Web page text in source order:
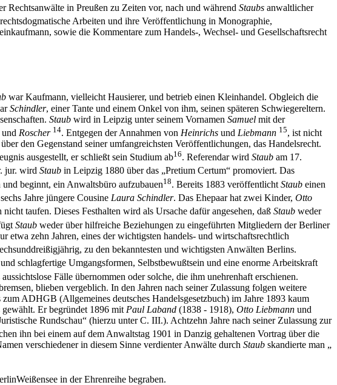
Rechtsanwälte in Preußen zu Zeiten vor, nach und während Staubs anwaltlicher
Arbeiten und ihre Veröffentlichung in Monographie,
sowie die Kommentare zum Handels-, Wechsel- und Gesellschaftsrecht
war Kaufmann, vielleicht Hausierer, und betrieb einen Kleinhandel. Obgleich die
Schindler, einer Tante und einem Onkel von ihm, seinen späteren Schwiegereltern.
Staub wird in Leipzig unter seinem Vornamen Samuel mit der
und Roscher 14. Entgegen der Annahmen von Heinrichs und Liebmann 15, ist nicht
den Gegenstand seiner umfangreichsten Veröffentlichungen, das Handelsrecht.
ausgestellt, er schließt sein Studium ab16. Referendar wird Staub am 17.
jur. wird Staub in Leipzig 1880 über das „Pretium Certum“ promoviert. Das
beginnt, ein Anwaltsbüro aufzubauen18. Bereits 1883 veröffentlicht Staub einen
Jahre jüngere Cousine Laura Schindler. Das Ehepaar hat zwei Kinder, Otto
taufen. Dieses Festhalten wird als Ursache dafür angesehen, daß Staub weder
Staub weder über hilfreiche Beziehungen zu eingeführten Mitgliedern der Berliner
zehn Jahren, eines der wichtigsten handels- und wirtschaftsrechtlich
zu den bekanntesten und wichtigsten Anwälten Berlins.
schlagfertige Umgangsformen, Selbstbewußtsein und eine enorme Arbeitskraft
Fälle übernommen oder solche, die ihm unehrenhaft erschienen.
blieben vergeblich. In den Jahren nach seiner Zulassung folgen weitere
ADHGB (Allgemeines deutsches Handelsgesetzbuch) im Jahre 1893 kaum
Er begründet 1896 mit Paul Laband (1838 - 1918), Otto Liebmann und
Rundschau“ (hierzu unter C. III.). Achtzehn Jahre nach seiner Zulassung zur
ihn bei einem auf dem Anwaltstag 1901 in Danzig gehaltenen Vortrag über die
verschiedener in diesem Sinne verdienter Anwälte durch Staub skandierte man „
in der Ehrenreihe begraben.